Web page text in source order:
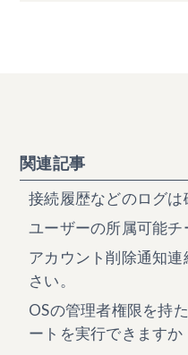
関連記事
接続履歴などのログは
ユーザーの所属可能チ
アカウント削除通知
さい。
OSの管理者権限を持
ートを実行できますか